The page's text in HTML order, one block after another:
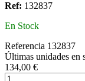
Ref: 132837
En Stock
Referencia 132837
Últimas unidades en
134,00 €